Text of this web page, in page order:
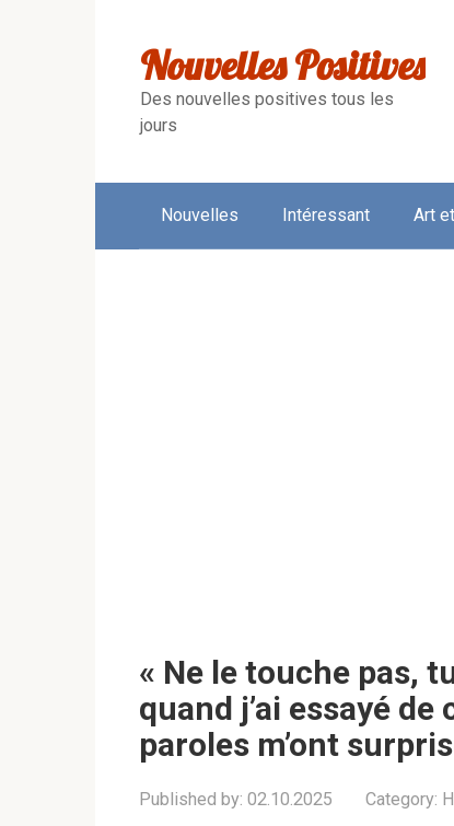
Nouvelles Positives
Des nouvelles positives tous les
jours
Nouvelles Intéressant Art
« Ne le touche pas,
quand j’ai essayé
paroles m’ont
Published by: 02.10.2025 Category: